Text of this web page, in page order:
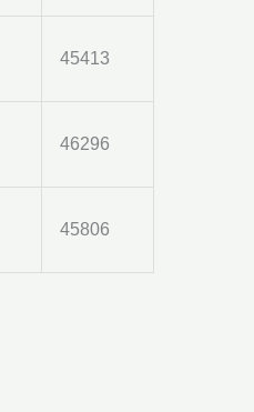
45413
46296
45806